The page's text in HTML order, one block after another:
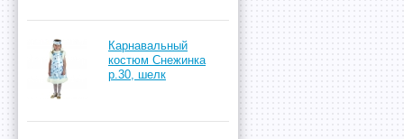
Карнавальный
костюм Снежинка
р.30, шелк